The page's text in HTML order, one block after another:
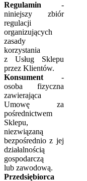
Regulamin -
niniejszy zbiór
regulacji
organizujących
zasady
korzystania
z Usług Sklepu
przez Klientów.
Konsument -
osoba fizyczna
zawierająca
Umowę za
pośrednictwem
Sklepu,
niezwiązaną
bezpośrednio z jej
działalnością
gospodarczą
lub zawodową.
Przedsiębiorca